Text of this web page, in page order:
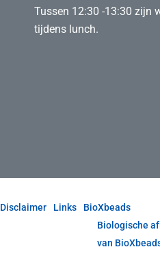
Tussen 12:30 -13:30 zijn
tijdens lunch.
Disclaimer Links
BioXbeads
Biologische
van